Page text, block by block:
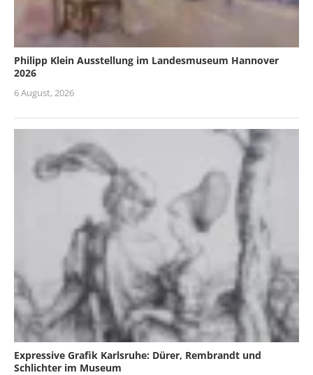
Philipp Klein Ausstellung im Landesmuseum Hannover
2026
6 August, 2026
Expressive Grafik Karlsruhe: Dürer, Rembrandt und
Schlichter im Museum